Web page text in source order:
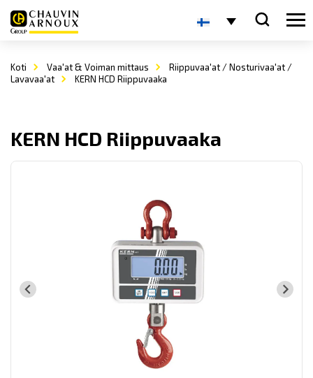
Koti Vaa'at & Voiman mittaus
Riippuvaa'at / Nosturivaa'at /
Lavavaa'at
KERN HCD Riippuvaaka
KERN HCD Riippuvaaka